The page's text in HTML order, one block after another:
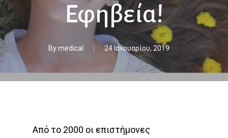
Εφηβεία!
Bymedical 24 Ιανουαρίου, 2019
Από το 2000 οι επιστήμονες